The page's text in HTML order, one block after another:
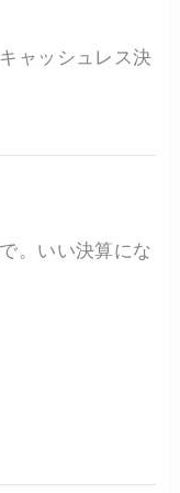
ャッシュレス決
。いい決算にな